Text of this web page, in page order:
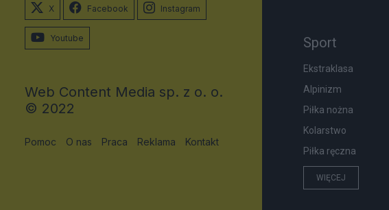
Sport
Ekstraklasa
Alpinizm
Piłka nożna
Kolarstwo
Piłka ręczna
WIĘCEJ
X Facebook Instagram
Youtube
Web Content Media sp. z o. o.
© 2022
Pomoc O nas Praca Reklama Kontakt